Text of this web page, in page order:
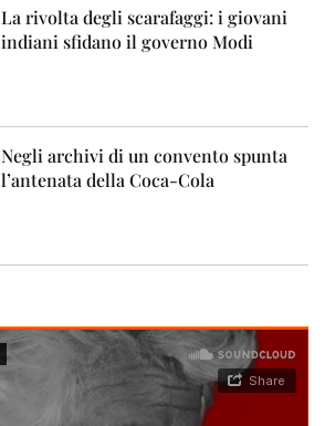
La rivolta degli scarafaggi: i giovani
indiani sfidano il governo Modi
Negli archivi di un convento spunta
l’antenata della Coca-Cola